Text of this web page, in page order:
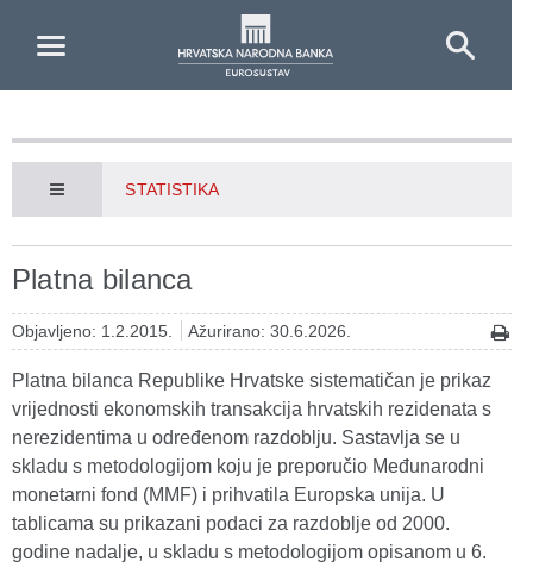
STATISTIKA
Platna bilanca
Objavljeno: 1.2.2015. Ažurirano: 30.6.2026.
Platna bilanca Republike Hrvatske sistematičan je prikaz
vrijednosti ekonomskih transakcija hrvatskih rezidenata s
nerezidentima u određenom razdoblju. Sastavlja se u
skladu s metodologijom koju je preporučio Međunarodni
monetarni fond (MMF) i prihvatila Europska unija. U
tablicama su prikazani podaci za razdoblje od 2000.
godine nadalje, u skladu s metodologijom opisanom u 6.